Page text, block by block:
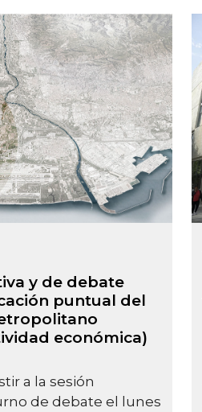
y de debate
puntual del
económica)
a la sesión
de debate el lunes